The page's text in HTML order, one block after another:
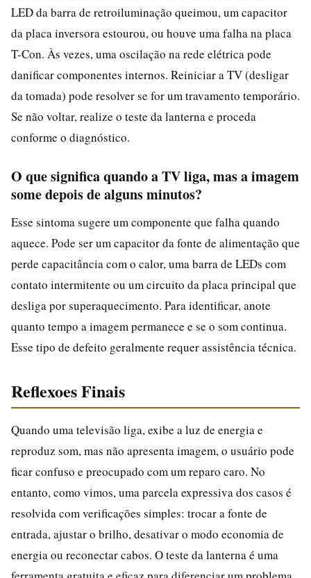
LED da barra de retroiluminação queimou, um capacitor
da placa inversora estourou, ou houve uma falha na placa
T-Con. Às vezes, uma oscilação na rede elétrica pode
danificar componentes internos. Reiniciar a TV (desligar
da tomada) pode resolver se for um travamento temporário.
Se não voltar, realize o teste da lanterna e proceda
conforme o diagnóstico.
O que significa quando a TV liga, mas a imagem
some depois de alguns minutos?
Esse sintoma sugere um componente que falha quando
aquece. Pode ser um capacitor da fonte de alimentação que
perde capacitância com o calor, uma barra de LEDs com
contato intermitente ou um circuito da placa principal que
desliga por superaquecimento. Para identificar, anote
quanto tempo a imagem permanece e se o som continua.
Esse tipo de defeito geralmente requer assistência técnica.
Reflexoes Finais
Quando uma televisão liga, exibe a luz de energia e
reproduz som, mas não apresenta imagem, o usuário pode
ficar confuso e preocupado com um reparo caro. No
entanto, como vimos, uma parcela expressiva dos casos é
resolvida com verificações simples: trocar a fonte de
entrada, ajustar o brilho, desativar o modo economia de
energia ou reconectar cabos. O teste da lanterna é uma